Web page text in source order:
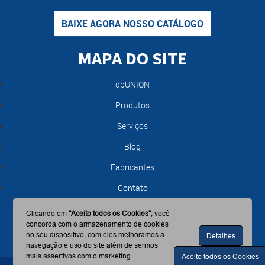
BAIXE AGORA NOSSO CATÁLOGO
MAPA DO SITE
dpUNION
Produtos
Serviços
Blog
Fabricantes
Contato
Clicando em"Aceito todos os Cookies", você
concorda com o armazenamento de cookies
no seu dispositivo, com eles melhoramos a
navegação e uso do site além de sermos
mais assertivos com o marketing.
Detalhes
Aceito todos os Cookies